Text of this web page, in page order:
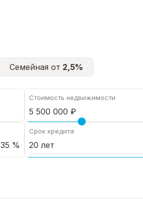
Семейная от 2,5%
Стоимость недвижимости
35 %
Срок кредита